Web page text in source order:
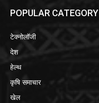
POPULAR CATEGORY
टेक्नोलॉजी
देश
हेल्थ
कृषि समाचार
खेल